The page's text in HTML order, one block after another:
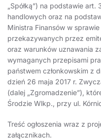
„Spółką”) na podstawie
handlowych oraz na
Ministra Finansów w
przekazywanych przez
oraz warunków uznawania
wymaganych przepisami
państwem członkowskim z
dzień 26 maja 2017 r.
(dalej „Zgromadzenie”),
Środzie Wlkp., przy ul.
Treść ogłoszenia wraz z
załącznikach.